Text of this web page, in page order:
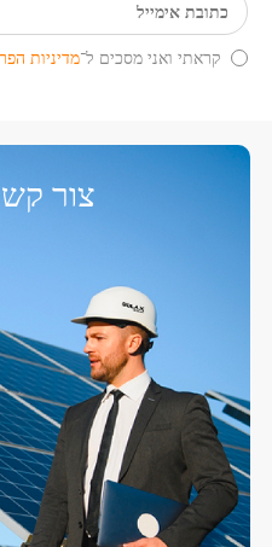
קראתי ואני מסכים ל־מדיניות
צור